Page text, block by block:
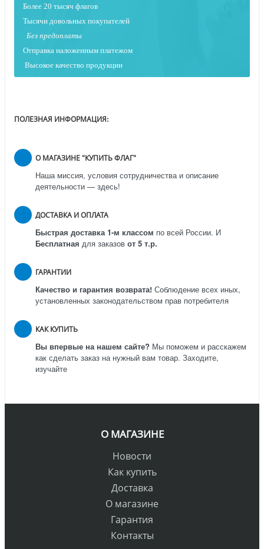
Более 20 тысяч флагов
Тысячи довольных покупателей
Без предоплаты
Отправка наложенным платежом
Высокое качество продукции
ПОЛЕЗНАЯ ИНФОРМАЦИЯ:
О МАГАЗИНЕ "КУПИТЬ ФЛАГ"
Наша миссия, условия сотрудничества и описание
деятельности — здесь!
ДОСТАВКА И ОПЛАТА
Быстрая доставка 1-м классом по всей России. И
Бесплатная для заказов от 5 т.р.
ГАРАНТИИ
Качество и гарантия возврата! Соблюдение всех иных,
установленных законодательством прав потребителя
КАК КУПИТЬ
Вы впервые на нашем сайте? Мы поможем и расскажем
как сделать заказ на нужный вам товар. Заходите,
изучайте
О МАГАЗИНЕ
Новости
Как купить
Доставка
О магазине
Гарантия
Контакты